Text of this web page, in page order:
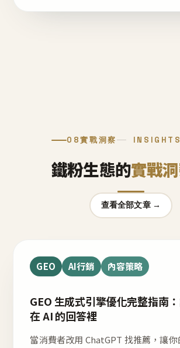
08實戰洞察 INSIGHTS
鐵粉生態的實戰
查看全部文章 →
GEO AI行銷 內容策略
GEO 生成式引擎優化完整指南
在 AI 的回答裡
當消費者改用 ChatGPT 找推薦，讓